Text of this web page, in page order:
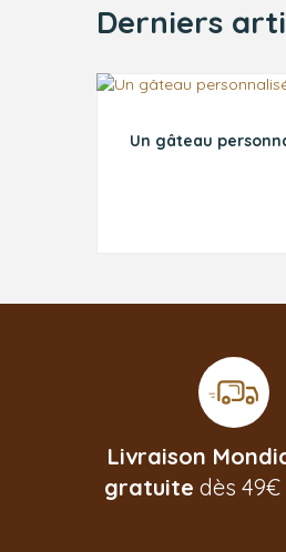
Derniers
Un gâteau
Livraison
gratuite dès